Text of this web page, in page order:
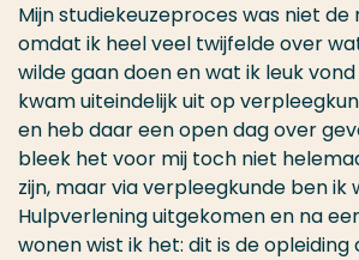
Mijn studiekeuzeproces was niet de
omdat ik heel veel twijfelde over
wilde gaan doen en wat ik leuk
kwam uiteindelijk uit op
en heb daar een open dag over
bleek het voor mij toch niet
zijn, maar via verpleegkunde ben ik
Hulpverlening uitgekomen en na
wonen wist ik het: dit is de opleiding